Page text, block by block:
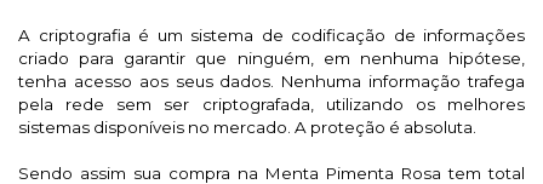
A criptografia é um sistema de codificação de informações
criado para garantir que ninguém, em nenhuma hipótese,
tenha acesso aos seus dados. Nenhuma informação trafega
pela rede sem ser criptografada, utilizando os melhores
sistemas disponíveis no mercado. A proteção é absoluta.
Sendo assim sua compra na Menta Pimenta Rosa tem total